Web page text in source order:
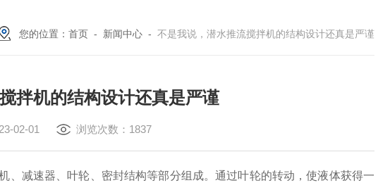
您的位置： 首页 - 新闻中心 - 不是我说，潜水推流搅拌机的结构设计还真是严谨
拌机的结构设计还真是严谨
02-01 浏览次数：1837
、减速器、叶轮、密封结构等部分组成。通过叶轮的转动，使液体获得一